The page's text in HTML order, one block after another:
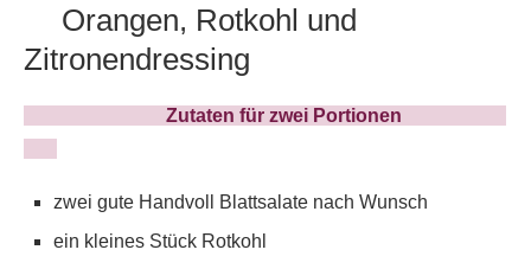
Orangen, Rotkohl und
Zitronendressing
Zutaten für zwei Portionen
zwei gute Handvoll Blattsalate nach Wunsch
ein kleines Stück Rotkohl